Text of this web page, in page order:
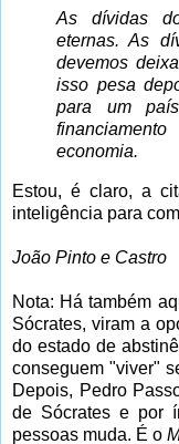
As dívidas
eternas. As
devemos
isso pesa
para um
economia.
Estou, é claro, a
inteligência para
João Pinto e Castro
Nota: Há também
Sócrates, viram a
do estado de
conseguem "viver"
Depois, Pedro
de Sócrates e por
pessoas muda. É o